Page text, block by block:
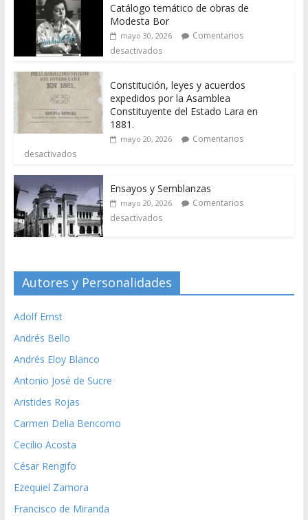
Catálogo temático de obras de
Modesta Bor
mayo 30, 2026
Comentarios
desactivados
Constitución, leyes y acuerdos
expedidos por la Asamblea
Constituyente del Estado Lara en
1881.
mayo 20, 2026
Comentarios
desactivados
Ensayos y Semblanzas
mayo 20, 2026
Comentarios
desactivados
Autores y Personalidades
Adolf Ernst
Andrés Bello
Andrés Eloy Blanco
Antonio José de Sucre
Aristides Rojas
Carmen Delia Bencomo
Cecilio Acosta
César Rengifo
Ezequiel Zamora
Francisco de Miranda